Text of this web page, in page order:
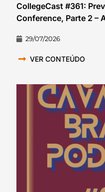
CollegeCast #361:
Conference, Parte 2 –
29/07/2026
VER CONTEÚDO